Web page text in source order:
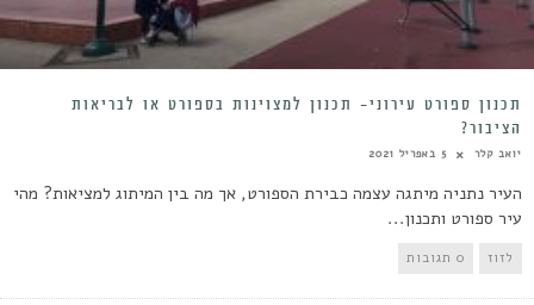
תכנון ספורט עירוני- תכנון למצוינות בספורט או לבריאות
הציבור?
יואב קלר 5 באפריל 2021
העיר נתניה מיתגה עצמה כבירת הספורט, אך מה בין המיתוג למציאות? מהי
עיר ספורט ותכנון...
לזוז 0 תגובות